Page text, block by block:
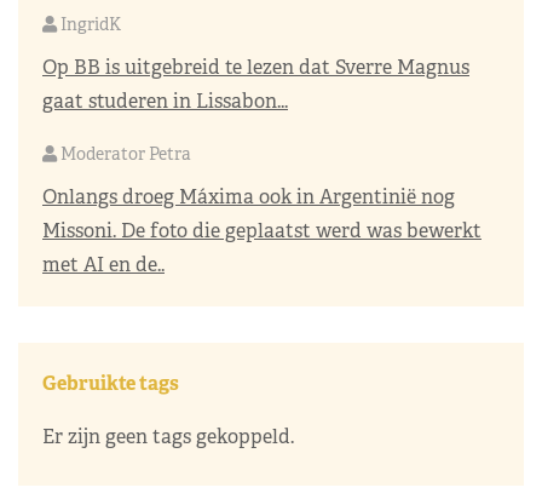
IngridK
Op BB is uitgebreid te lezen dat Sverre Magnus
gaat studeren in Lissabon...
Moderator Petra
Onlangs droeg Máxima ook in Argentinië nog
Missoni. De foto die geplaatst werd was bewerkt
met AI en de..
Gebruikte tags
Er zijn geen tags gekoppeld.